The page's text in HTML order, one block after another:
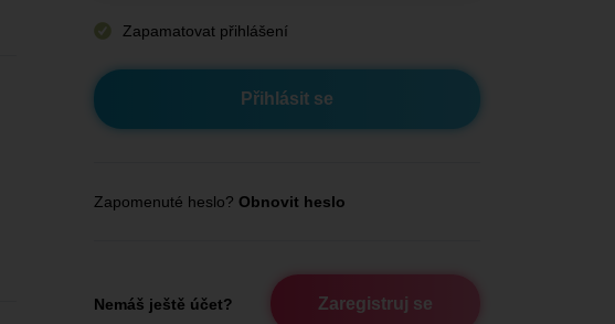
Zapamatovat přihlášení
Zapomenuté heslo? Obnovit heslo
Nemáš ještě účet? Zaregistruj se